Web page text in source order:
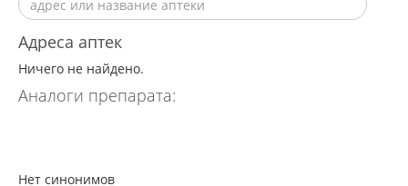
Адреса аптек
Ничего не найдено.
Аналоги препарата:
Нет синонимов